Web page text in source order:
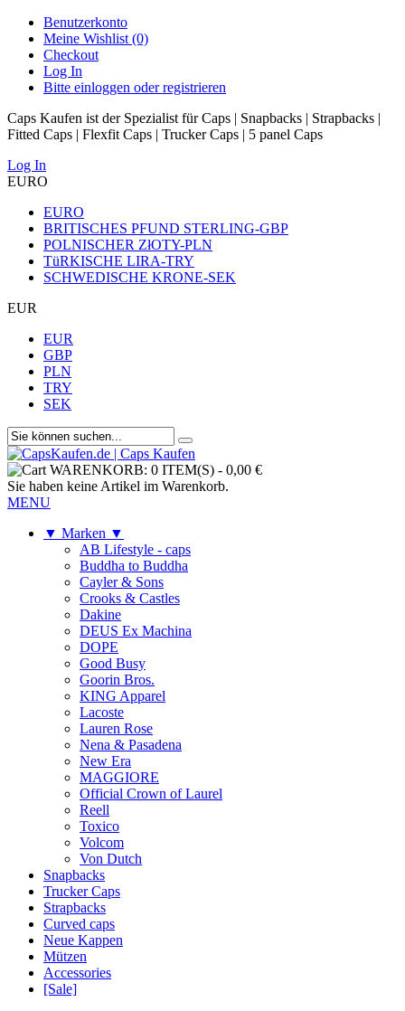
Benutzerkonto
Meine Wishlist (0)
Checkout
Log In
Bitte einloggen oder registrieren
Caps Kaufen ist der Spezialist für Caps | Snapbacks | Strapbacks |
Fitted Caps | Flexfit Caps | Trucker Caps | 5 panel Caps
Log In
EURO
EURO
BRITISCHES PFUND STERLING-GBP
POLNISCHER ZłOTY-PLN
TüRKISCHE LIRA-TRY
SCHWEDISCHE KRONE-SEK
EUR
EUR
GBP
PLN
TRY
SEK
WARENKORB: 0 ITEM(S) - 0,00 €
Sie haben keine Artikel im Warenkorb.
MENU
▼ Marken ▼
AB Lifestyle - caps
Buddha to Buddha
Cayler & Sons
Crooks & Castles
Dakine
DEUS Ex Machina
DOPE
Good Busy
Goorin Bros.
KING Apparel
Lacoste
Lauren Rose
Nena & Pasadena
New Era
MAGGIORE
Official Crown of Laurel
Reell
Toxico
Volcom
Von Dutch
Snapbacks
Trucker Caps
Strapbacks
Curved caps
Neue Kappen
Mützen
Accessories
[Sale]